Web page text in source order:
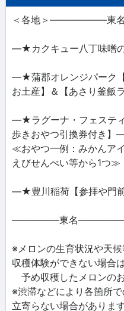
＜各地＞――――――
―★カクキュー八丁味噌
―★蒲郡オレンジパーク
お土産】＆【あさり釜飯ラ
―★ラグーナ・フェステ
歩きおやつ引換券付き
≪おやつ一例：みかんア
えびせんべい等から1つ≫
―★豊川稲荷【参拝や門
―――――東名―――――
※メロンの生育状況や天
収穫体験ができない場合は
予め収穫したメロンの
※渋滞などにより各箇所
立寄らない場合があります